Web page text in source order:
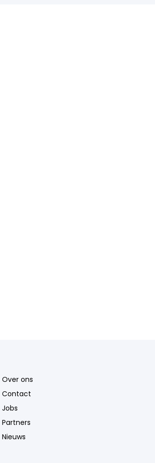
Over ons
Contact
Jobs
Partners
Nieuws